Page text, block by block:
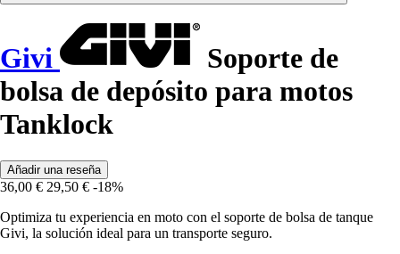
Givi
Soporte de
bolsa de depósito para motos
Tanklock
Añadir una reseña
36,00 € 29,50 € -18%
Optimiza tu experiencia en moto con el soporte de bolsa de tanque
Givi, la solución ideal para un transporte seguro.